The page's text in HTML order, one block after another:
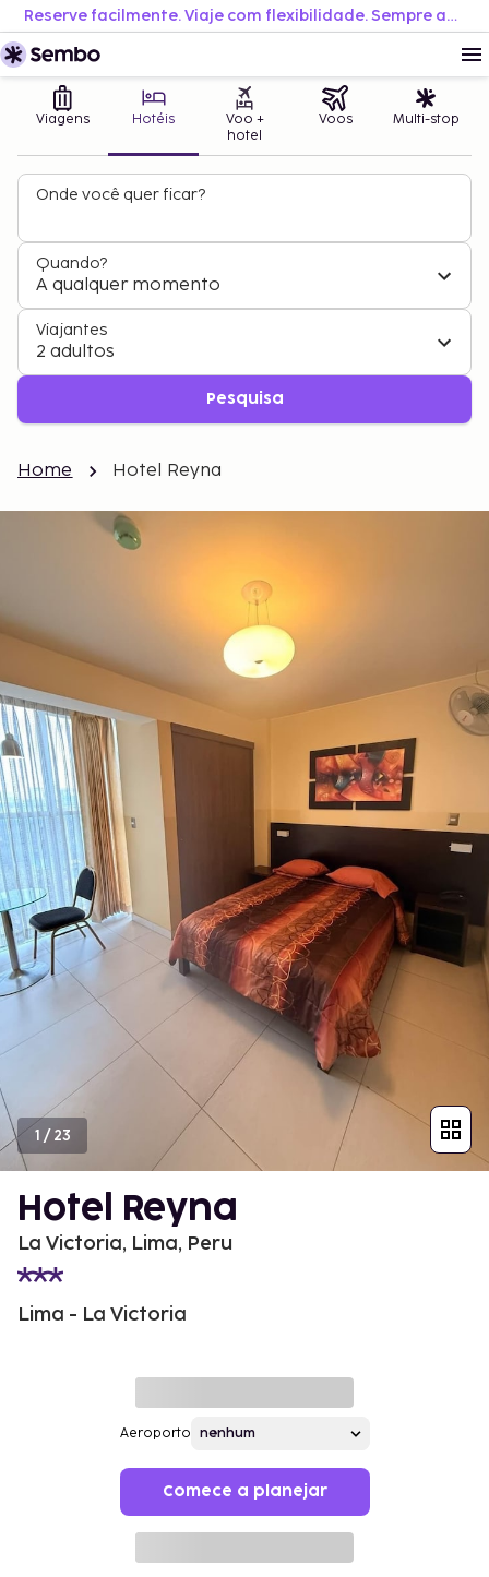
Reserve facilmente. Viaje com flexibilidade. Sempre ao melhor preço.
Viagens Hotéis
Voo +
hotel
Voos Multi-stop
Onde você quer ficar?
Quando?
A qualquer momento
Viajantes
2 adultos
Pesquisa
Home Hotel Reyna
1 /23
Hotel Reyna
La Victoria, Lima, Peru
Lima - La Victoria
Aeroporto
Comece a planejar